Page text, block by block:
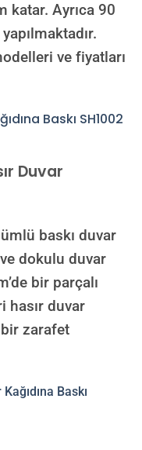
katar. Ayrıca 90
ve fiyatları
Duvar
baskı duvar
dokulu duvar
bir parçalı
hasır duvar
zarafet